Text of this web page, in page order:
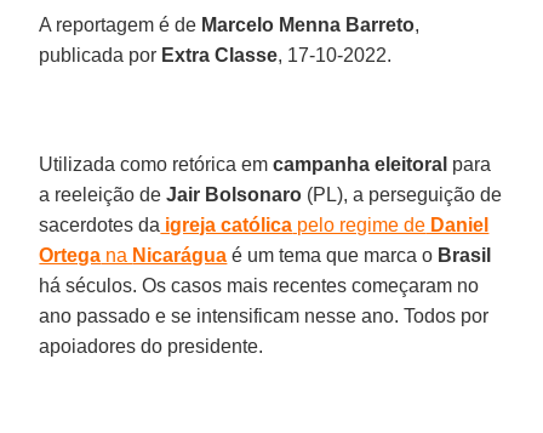
A reportagem é de Marcelo Menna Barreto,
publicada por Extra Classe, 17-10-2022.
Utilizada como retórica emcampanha eleitoral para
a reeleição deJair Bolsonaro (PL), a perseguição de
sacerdotes da igreja católica pelo regime de Daniel
Ortega na Nicarágua é um tema que marca o Brasil
há séculos. Os casos mais recentes começaram no
ano passado e se intensificam nesse ano. Todos por
apoiadores do presidente.